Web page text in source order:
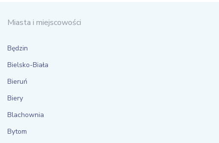
Miasta i miejscowości
Będzin
Bielsko-Biała
Bieruń
Biery
Blachownia
Bytom